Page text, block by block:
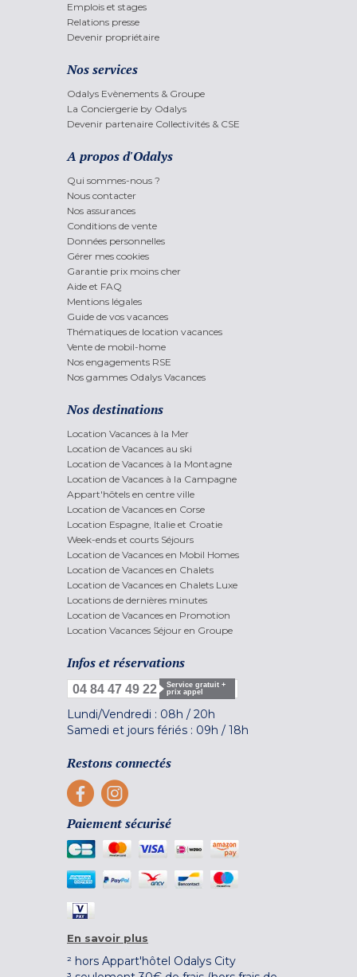
Emplois et stages
Relations presse
Devenir propriétaire
Nos services
Odalys Evènements & Groupe
La Conciergerie by Odalys
Devenir partenaire Collectivités & CSE
A propos d'Odalys
Qui sommes-nous ?
Nous contacter
Nos assurances
Conditions de vente
Données personnelles
Gérer mes cookies
Garantie prix moins cher
Aide et FAQ
Mentions légales
Guide de vos vacances
Thématiques de location vacances
Vente de mobil-home
Nos engagements RSE
Nos gammes Odalys Vacances
Nos destinations
Location Vacances à la Mer
Location de Vacances au ski
Location de Vacances à la Montagne
Location de Vacances à la Campagne
Appart'hôtels en centre ville
Location de Vacances en Corse
Location Espagne, Italie et Croatie
Week-ends et courts Séjours
Location de Vacances en Mobil Homes
Location de Vacances en Chalets
Location de Vacances en Chalets Luxe
Locations de dernières minutes
Location de Vacances en Promotion
Location Vacances Séjour en Groupe
Infos et réservations
04 84 47 49 22
Service gratuit +
prix appel
Lundi/Vendredi : 08h / 20h
Samedi et jours fériés : 09h / 18h
Restons connectés
Paiement sécurisé
En savoir plus
² hors Appart'hôtel Odalys City